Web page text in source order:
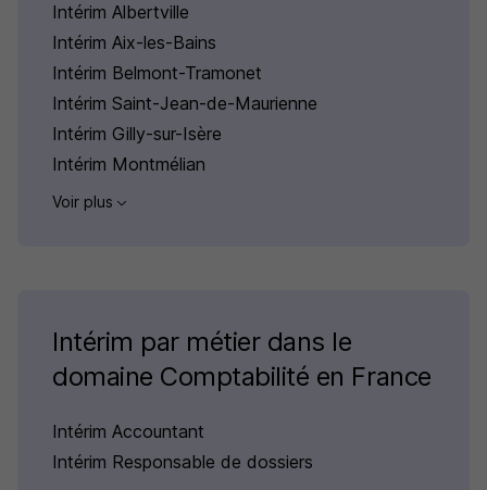
Intérim Albertville
Intérim Aix-les-Bains
Intérim Belmont-Tramonet
Intérim Saint-Jean-de-Maurienne
Intérim Gilly-sur-Isère
Intérim Montmélian
Voir plus
Intérim par métier dans le
domaine Comptabilité en France
Intérim Accountant
Intérim Responsable de dossiers